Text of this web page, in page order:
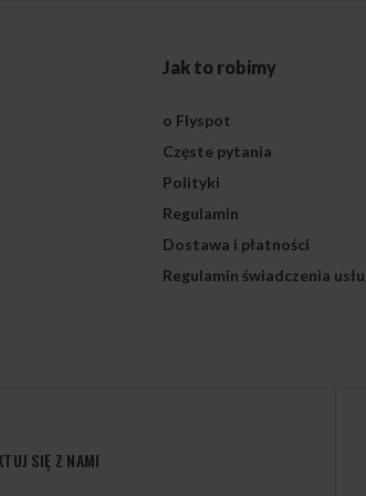
Jak to robimy
o Flyspot
Częste pytania
Polityki
Regulamin
Dostawa i płatności
Regulamin świadczenia
SIĘ Z NAMI